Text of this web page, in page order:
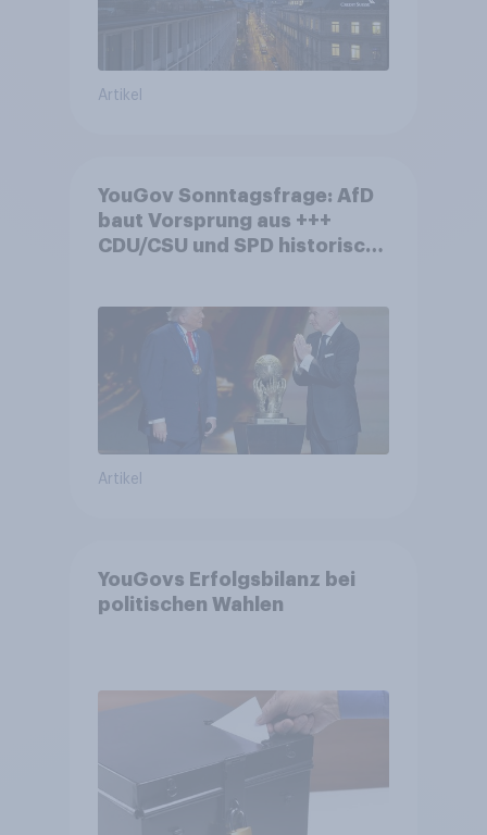
Artikel
YouGov Sonntagsfrage: AfD
baut Vorsprung aus +++
CDU/CSU und SPD historisch
Fußball-WM ohne Politik
Artikel
YouGovs Erfolgsbilanz bei
politischen Wahlen